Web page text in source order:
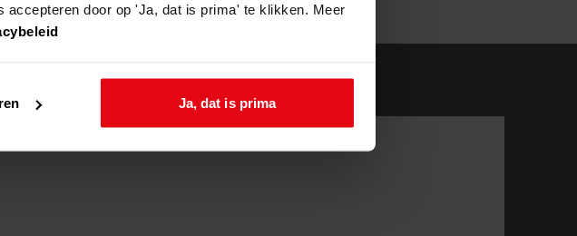
accepteren door op 'Ja, dat is prima' te klikken. Meer
Ja, dat is prima